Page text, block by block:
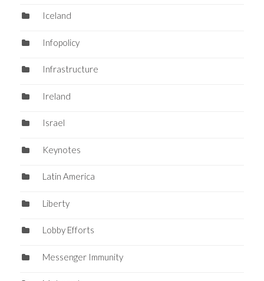
Iceland
Infopolicy
Infrastructure
Ireland
Israel
Keynotes
Latin America
Liberty
Lobby Efforts
Messenger Immunity